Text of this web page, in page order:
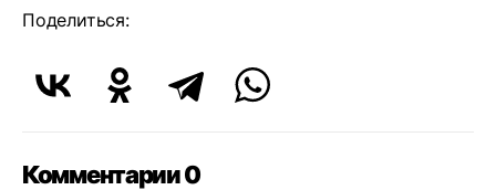
Поделиться:
Комментарии 0